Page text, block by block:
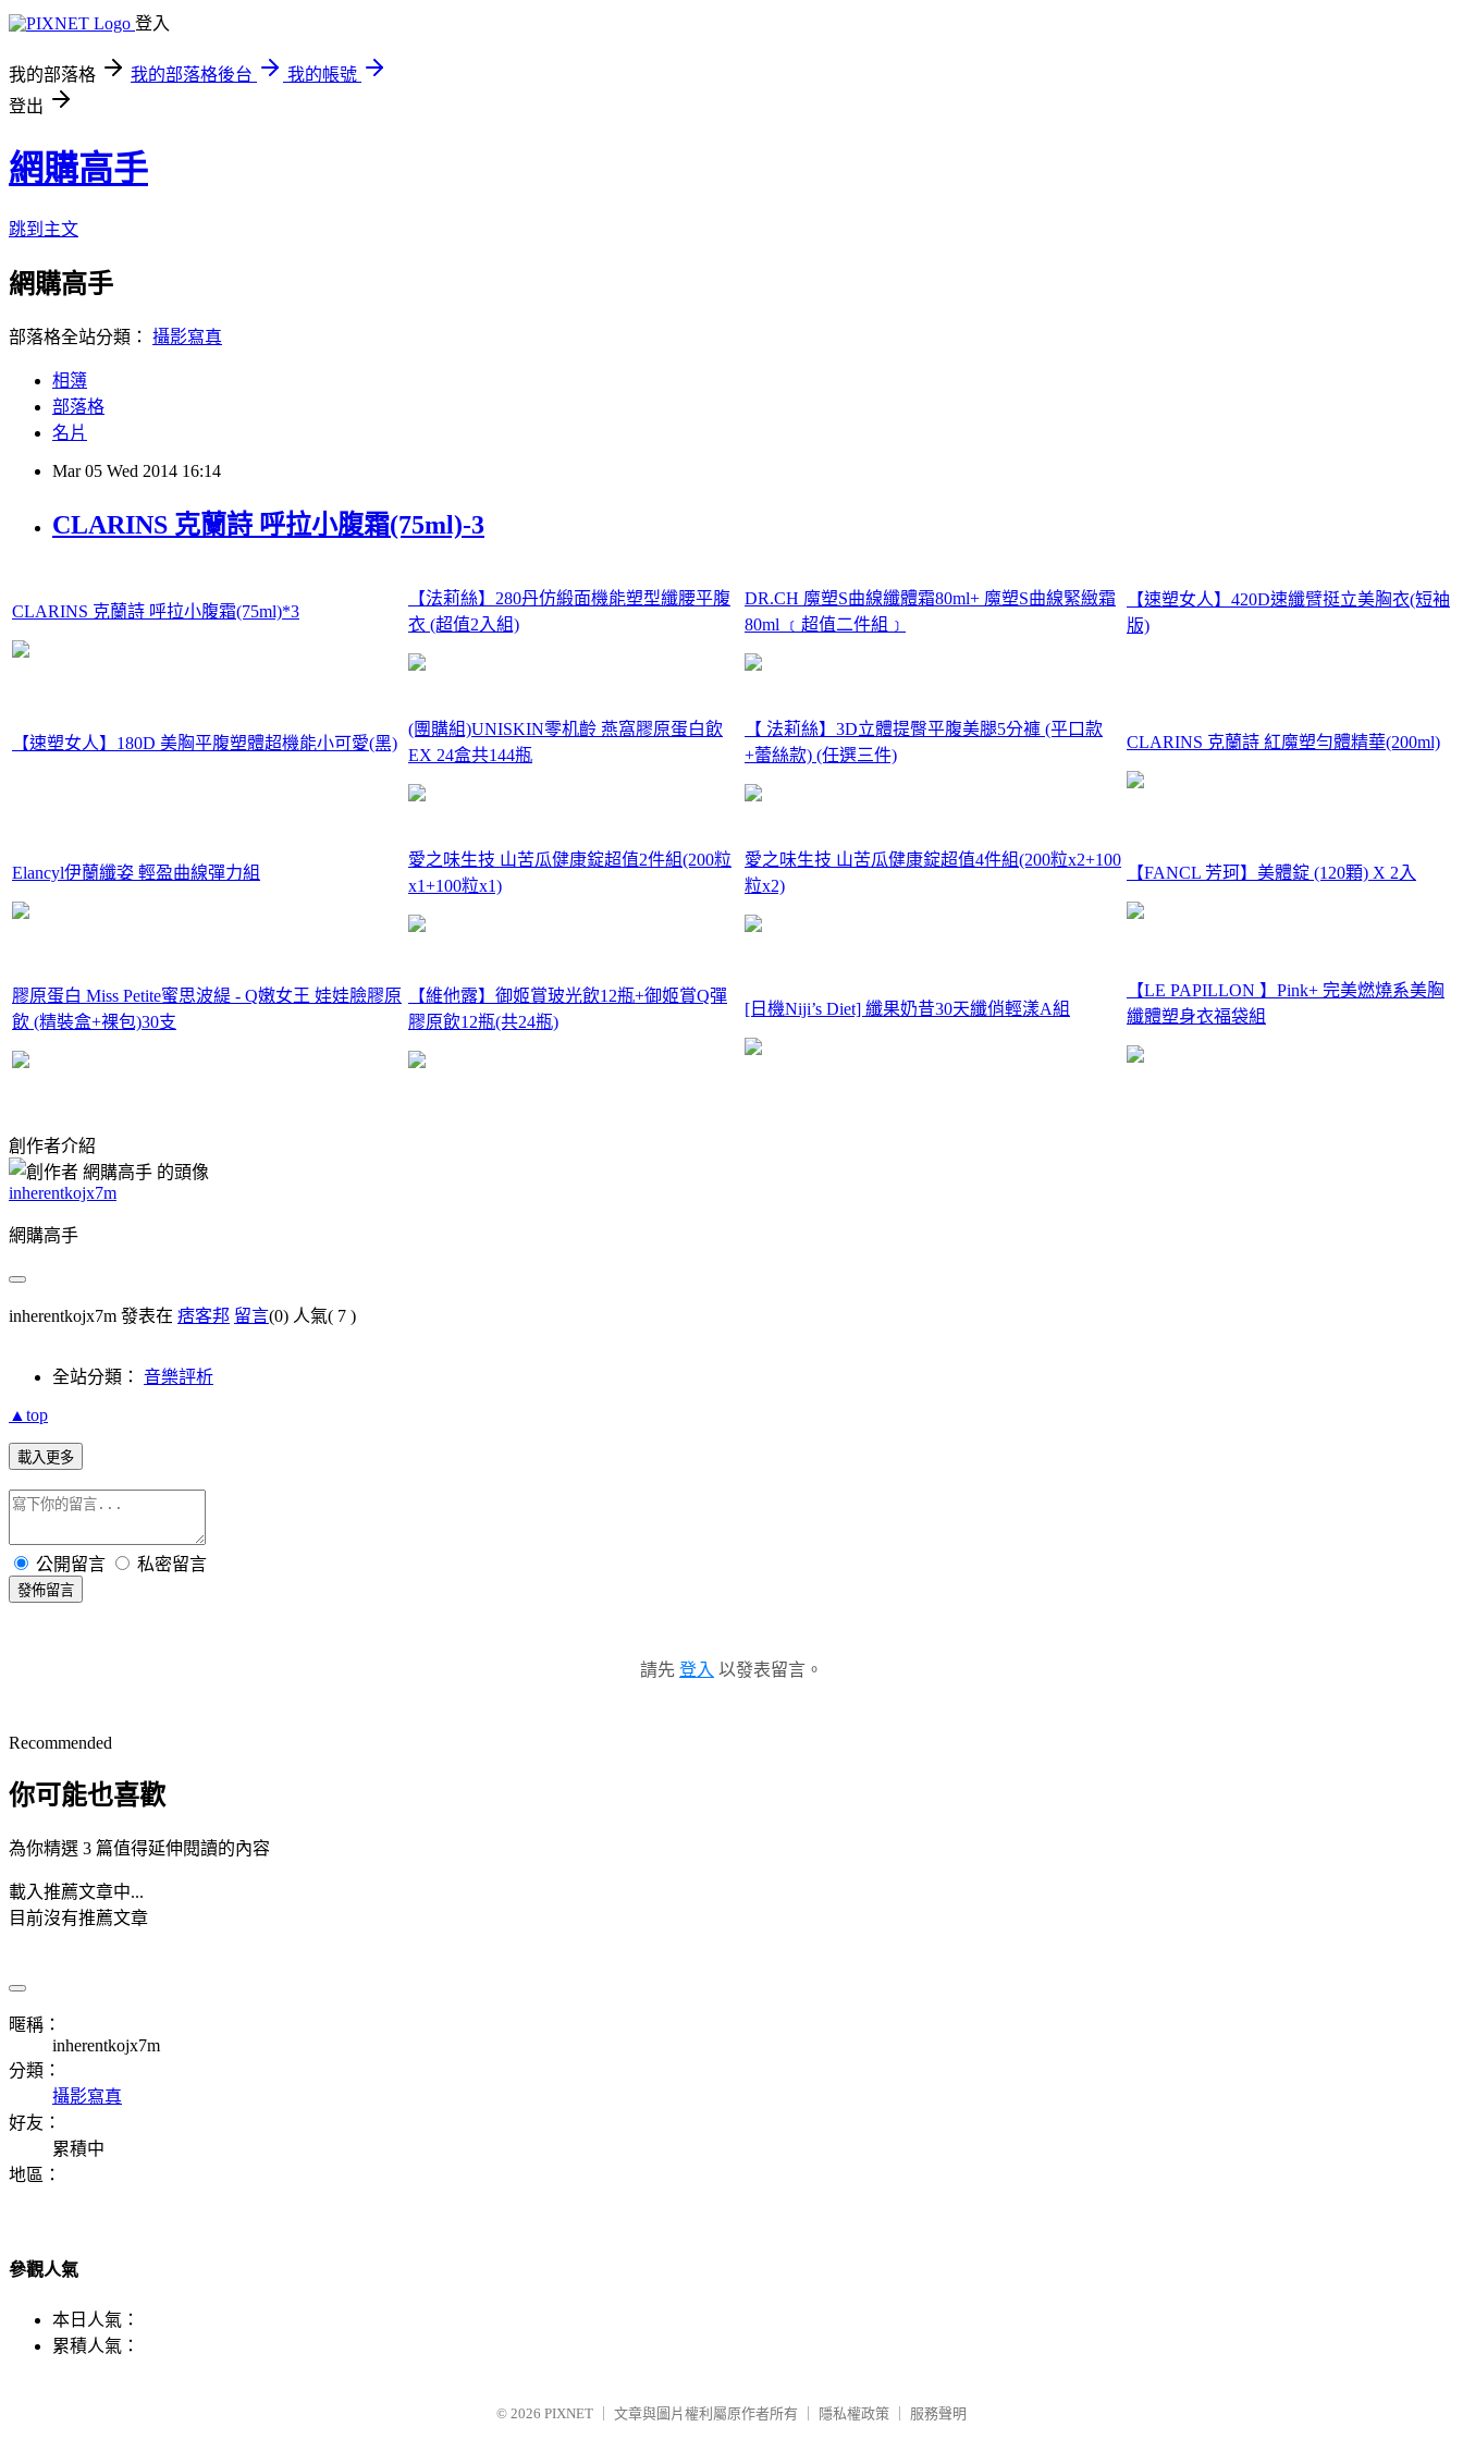
登入
我的部落格 我的部落格後台
我的帳號
登出
網購高手
跳到主文
網購高手
部落格全站分類： 攝影寫真
相簿
部落格
名片
Mar 05 Wed 2014 16:14
CLARINS 克蘭詩 呼拉小腹霜(75ml)-3
CLARINS 克蘭詩 呼拉小腹霜(75ml)*3
【法莉絲】280丹仿緞面機能塑型纖腰平腹
衣 (超值2入組)
DR.CH 魔塑S曲線纖體霜80ml+ 魔塑S曲線緊緻霜
80ml ﹝超值二件組﹞
【速塑女人】420D速纖臂挺立美胸衣(短袖
版)
【速塑女人】180D 美胸平腹塑體超機能小可愛(黑)
(團購組)UNISKIN零机齡 燕窩膠原蛋白飲
EX 24盒共144瓶
【 法莉絲】3D立體提臀平腹美腿5分褲 (平口款
+蕾絲款) (任選三件)
CLARINS 克蘭詩 紅魔塑勻體精華(200ml)
Elancyl伊蘭纖姿 輕盈曲線彈力組
愛之味生技 山苦瓜健康錠超值2件組(200粒
x1+100粒x1)
愛之味生技 山苦瓜健康錠超值4件組(200粒x2+100
粒x2)
【FANCL 芳珂】美體錠 (120顆) X 2入
膠原蛋白 Miss Petite蜜思波緹 - Q嫩女王 娃娃臉膠原
飲 (精裝盒+裸包)30支
【維他露】御姬賞玻光飲12瓶+御姬賞Q彈
膠原飲12瓶(共24瓶)
[日機Niji’s Diet] 纖果奶昔30天纖俏輕漾A組
【LE PAPILLON 】Pink+ 完美燃燒系美胸
纖體塑身衣福袋組
創作者介紹
inherentkojx7m
網購高手
inherentkojx7m 發表在 痞客邦 留言(0) 人氣( 7 )
全站分類： 音樂評析
▲top
載入更多
公開留言 私密留言
發佈留言
請先 登入 以發表留言。
Recommended
你可能也喜歡
為你精選 3 篇值得延伸閱讀的內容
載入推薦文章中...
目前沒有推薦文章
暱稱：
inherentkojx7m
分類：
攝影寫真
好友：
累積中
地區：
參觀人氣
本日人氣：
累積人氣：
© 2026 PIXNET 文章與圖片權利屬原作者所有 隱私權政策 服務聲明